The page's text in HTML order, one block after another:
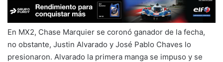
En MX2, Chase Marquier se coronó ganador de la fecha,
no obstante, Justin Alvarado y José Pablo Chaves lo
presionaron. Alvarado la primera manga se impuso y se